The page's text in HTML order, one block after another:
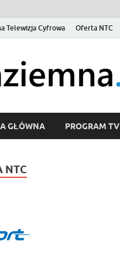
Telewizja Cyfrowa Oferta NTC
GŁÓWNA PROGRAM TV
NTC